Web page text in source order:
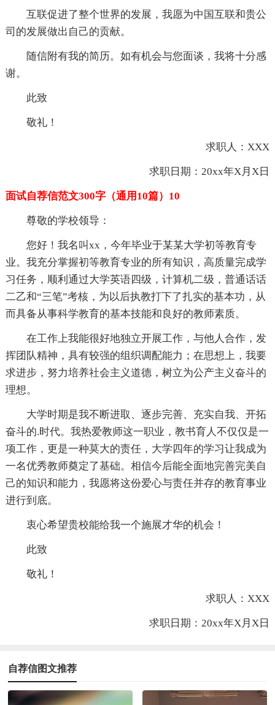
互联促进了整个世界的发展，我愿为中国互联和贵公
司的发展做出自己的贡献。
随信附有我的简历。如有机会与您面谈，我将十分感
谢。
此致
敬礼！
求职人：XXX
求职日期：20xx年X月X日
面试自荐信范文300字（通用10篇）10
尊敬的学校领导：
您好！我名叫xx，今年毕业于某某大学初等教育专
业。我充分掌握初等教育专业的所有知识，高质量完成学
习任务，顺利通过大学英语四级，计算机二级，普通话话
二乙和“三笔”考核，为以后执教打下了扎实的基本功，从
而具备从事科学教育的基本技能和良好的教师素质。
在工作上我能很好地独立开展工作，与他人合作，发
挥团队精神，具有较强的组织调配能力；在思想上，我要
求进步，努力培养社会主义道德，树立为公产主义奋斗的
理想。
大学时期是我不断进取、逐步完善、充实自我、开拓
奋斗的.时代。我热爱教师这一职业，教书育人不仅仅是一
项工作，更是一种莫大的责任，大学四年的学习让我成为
一名优秀教师奠定了基础。相信今后能全面地完善完美自
己的知识和能力，我愿将这份爱心与责任并存的教育事业
进行到底。
衷心希望贵校能给我一个施展才华的机会！
此致
敬礼！
求职人：XXX
求职日期：20xx年X月X日
自荐信图文推荐